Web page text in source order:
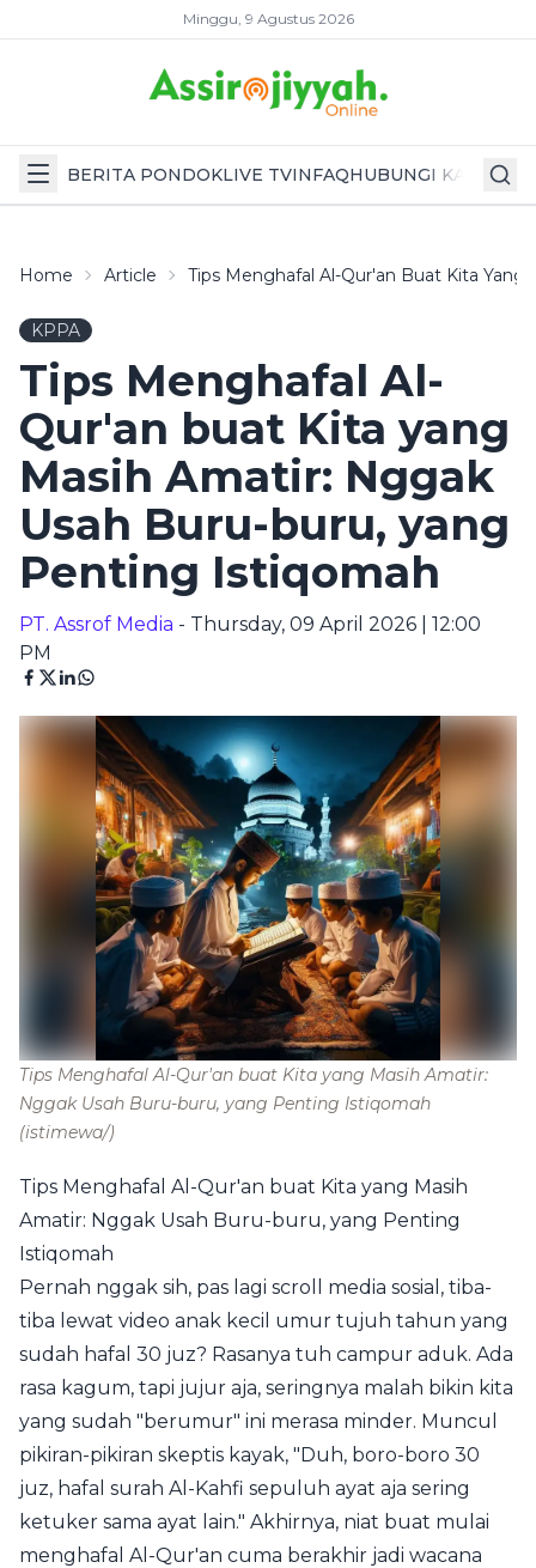
Minggu, 9 Agustus 2026
BERITA PONDOKLIVE TVINFAQHUBUNGI KAMI
Home Article Tips Menghafal Al-Qur'an Buat Kita
KPPA
Tips Menghafal Al-
Qur'an buat Kita yang
Masih Amatir: Nggak
Usah Buru-buru, yang
Penting Istiqomah
PT. Assrof Media - Thursday, 09 April 2026 | 12:00
PM
Tips Menghafal Al-Qur'an buat Kita yang Masih Amatir:
Nggak Usah Buru-buru, yang Penting Istiqomah
(istimewa/)
Tips Menghafal Al-Qur'an buat Kita yang Masih
Amatir: Nggak Usah Buru-buru, yang Penting
Istiqomah
Pernah nggak sih, pas lagi scroll media sosial, tiba-
tiba lewat video anak kecil umur tujuh tahun yang
sudah hafal 30 juz? Rasanya tuh campur aduk. Ada
rasa kagum, tapi jujur aja, seringnya malah bikin kita
yang sudah "berumur" ini merasa minder. Muncul
pikiran-pikiran skeptis kayak, "Duh, boro-boro 30
juz, hafal surah Al-Kahfi sepuluh ayat aja sering
ketuker sama ayat lain." Akhirnya, niat buat mulai
menghafal Al-Qur'an cuma berakhir jadi wacana